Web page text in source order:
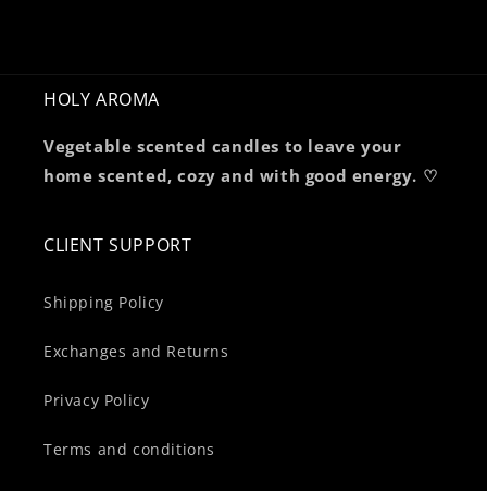
HOLY AROMA
Vegetable scented candles to leave your
home scented, cozy and with good energy. ♡
CLIENT SUPPORT
Shipping Policy
Exchanges and Returns
Privacy Policy
Terms and conditions